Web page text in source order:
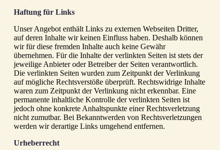
Haftung für Links
Unser Angebot enthält Links zu externen Webseiten Dritter,
auf deren Inhalte wir keinen Einfluss haben. Deshalb können
wir für diese fremden Inhalte auch keine Gewähr
übernehmen. Für die Inhalte der verlinkten Seiten ist stets der
jeweilige Anbieter oder Betreiber der Seiten verantwortlich.
Die verlinkten Seiten wurden zum Zeitpunkt der Verlinkung
auf mögliche Rechtsverstöße überprüft. Rechtswidrige Inhalte
waren zum Zeitpunkt der Verlinkung nicht erkennbar. Eine
permanente inhaltliche Kontrolle der verlinkten Seiten ist
jedoch ohne konkrete Anhaltspunkte einer Rechtsverletzung
nicht zumutbar. Bei Bekanntwerden von Rechtsverletzungen
werden wir derartige Links umgehend entfernen.
Urheberrecht